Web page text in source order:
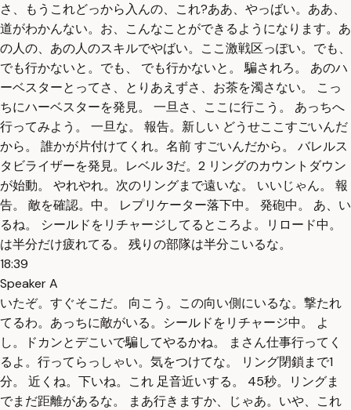
さ、もうこれどっから入んの、これ?ああ、やっばい。ああ、
道がわかんない。お、こんなことができるようになります。あ
の人の、あの人のスキルでやばい。ここ激戦区っぽい。でも、
でも行かないと。でも、 でも行かないと。 騙されろ。 あのハ
ーベスターとってさ、とりあえずさ、お茶を濁さない。 こっ
ちにハーベスターを発見。 一旦さ、ここに行こう。 あっちへ
行ってみよう。 一旦な。 報告。新しい どうせここすごいんだ
から。 誰かが片付けてくれ。名前 すごいんだから。 バレルス
タビライザーを発見。レベル 3だ。2 リングのカウントダウン
が始動。 やれやれ。次のリングまで遠いな。 いいじゃん。 報
告。 敵を確認。中。 レプリケーター落下中。 発砲中。 あ、い
るね。 シールドをリチャージしてるところよ。リロード中。
は半分だけ疲れてる。 残りの部隊は半分こいるな。
18:39
Speaker A
いたぞ。すぐそこだ。 向こう。この向い側にいるな。撃たれ
てるわ。あっちに敵がいる。シールドをリチャージ中。 よ
し。ドカンとデこいで騙してやるかね。 まさん仕事行ってく
るよ。行ってらっしゃい。気をつけてな。 リング閉鎖まで1
分。 近くね。下いね。これ 足音近いする。 45秒。リングま
でまだ距離があるな。 まあ行きますか、じゃあ。いや、これ